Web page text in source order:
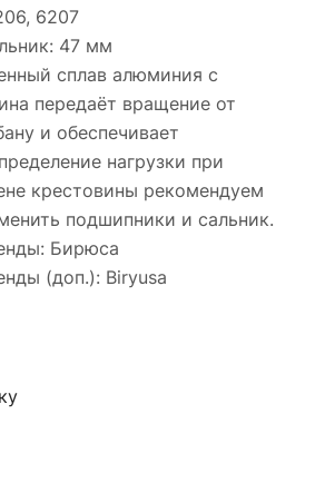
6207
47 мм
сплав алюминия с
передаёт вращение от
и обеспечивает
нагрузки при
крестовины рекомендуем
подшипники и сальник.
Бирюса
(доп.): Biryusa